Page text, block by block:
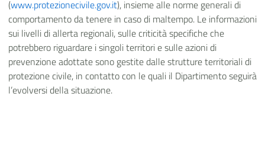
(www.protezionecivile.gov.it), insieme alle norme generali di
comportamento da tenere in caso di maltempo. Le informazioni
sui livelli di allerta regionali, sulle criticità specifiche che
potrebbero riguardare i singoli territori e sulle azioni di
prevenzione adottate sono gestite dalle strutture territoriali di
protezione civile, in contatto con le quali il Dipartimento seguirà
l’evolversi della situazione.